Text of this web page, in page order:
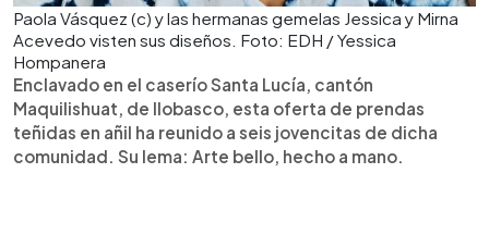
Paola Vásquez (c) y las hermanas gemelas Jessica y Mirna
Acevedo visten sus diseños. Foto: EDH / Yessica
Hompanera
Enclavado en el caserío Santa Lucía, cantón
Maquilishuat, de Ilobasco, esta oferta de prendas
teñidas en añil ha reunido a seis jovencitas de dicha
comunidad. Su lema: Arte bello, hecho a mano.